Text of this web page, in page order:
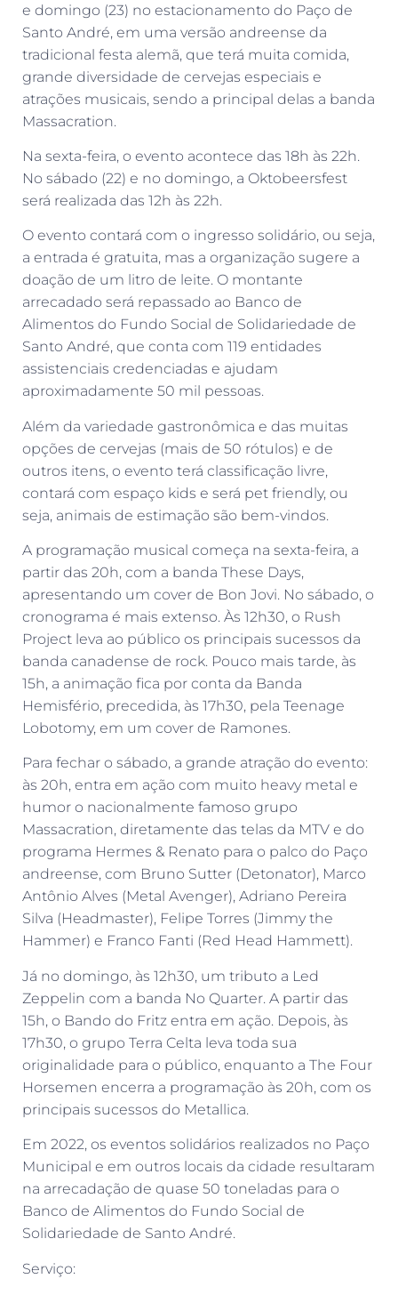
e domingo (23) no estacionamento do Paço de
Santo André, em uma versão andreense da
tradicional festa alemã, que terá muita comida,
grande diversidade de cervejas especiais e
atrações musicais, sendo a principal delas a banda
Massacration.
Na sexta-feira, o evento acontece das 18h às 22h.
No sábado (22) e no domingo, a Oktobeersfest
será realizada das 12h às 22h.
O evento contará com o ingresso solidário, ou seja,
a entrada é gratuita, mas a organização sugere a
doação de um litro de leite. O montante
arrecadado será repassado ao Banco de
Alimentos do Fundo Social de Solidariedade de
Santo André, que conta com 119 entidades
assistenciais credenciadas e ajudam
aproximadamente 50 mil pessoas.
Além da variedade gastronômica e das muitas
opções de cervejas (mais de 50 rótulos) e de
outros itens, o evento terá classificação livre,
contará com espaço kids e será pet friendly, ou
seja, animais de estimação são bem-vindos.
A programação musical começa na sexta-feira, a
partir das 20h, com a banda These Days,
apresentando um cover de Bon Jovi. No sábado, o
cronograma é mais extenso. Às 12h30, o Rush
Project leva ao público os principais sucessos da
banda canadense de rock. Pouco mais tarde, às
15h, a animação fica por conta da Banda
Hemisfério, precedida, às 17h30, pela Teenage
Lobotomy, em um cover de Ramones.
Para fechar o sábado, a grande atração do evento:
às 20h, entra em ação com muito heavy metal e
humor o nacionalmente famoso grupo
Massacration, diretamente das telas da MTV e do
programa Hermes & Renato para o palco do Paço
andreense, com Bruno Sutter (Detonator), Marco
Antônio Alves (Metal Avenger), Adriano Pereira
Silva (Headmaster), Felipe Torres (Jimmy the
Hammer) e Franco Fanti (Red Head Hammett).
Já no domingo, às 12h30, um tributo a Led
Zeppelin com a banda No Quarter. A partir das
15h, o Bando do Fritz entra em ação. Depois, às
17h30, o grupo Terra Celta leva toda sua
originalidade para o público, enquanto a The Four
Horsemen encerra a programação às 20h, com os
principais sucessos do Metallica.
Em 2022, os eventos solidários realizados no Paço
Municipal e em outros locais da cidade resultaram
na arrecadação de quase 50 toneladas para o
Banco de Alimentos do Fundo Social de
Solidariedade de Santo André.
Serviço: